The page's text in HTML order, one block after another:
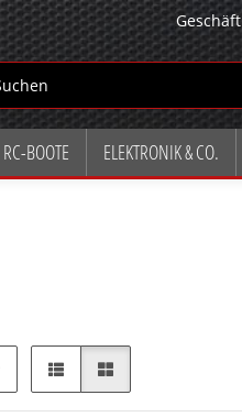
Geschäft
RC-BOOTE ELEKTRONIK & CO.